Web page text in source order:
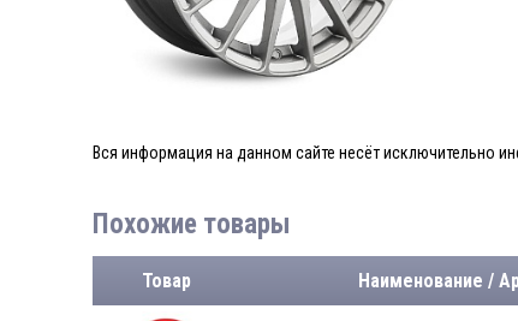
Вся информация на данном сайте несёт исключительно
Похожие товары
Товар Наименование /